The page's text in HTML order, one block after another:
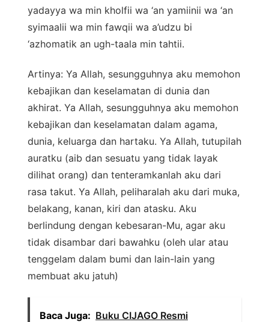
yadayya wa min kholfii wa ‘an yamiinii wa ‘an
syimaalii wa min fawqii wa a’udzu bi
‘azhomatik an ugh-taala min tahtii.
Artinya: Ya Allah, sesungguhnya aku memohon
kebajikan dan keselamatan di dunia dan
akhirat. Ya Allah, sesungguhnya aku memohon
kebajikan dan keselamatan dalam agama,
dunia, keluarga dan hartaku. Ya Allah, tutupilah
auratku (aib dan sesuatu yang tidak layak
dilihat orang) dan tenteramkanlah aku dari
rasa takut. Ya Allah, peliharalah aku dari muka,
belakang, kanan, kiri dan atasku. Aku
berlindung dengan kebesaran-Mu, agar aku
tidak disambar dari bawahku (oleh ular atau
tenggelam dalam bumi dan lain-lain yang
membuat aku jatuh)
Baca Juga: Buku CIJAGO Resmi